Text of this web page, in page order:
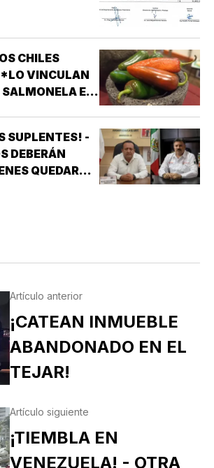
CHILES
VINCULAN
SALMONELA EN
SUPLENTES! -
DEBERÁN
QUEDARON
Artículo anterior
¡CATEAN INMUEBLE
ABANDONADO EN EL
TEJAR!
Artículo siguiente
¡TIEMBLA EN
VENEZUELA! - OTRA